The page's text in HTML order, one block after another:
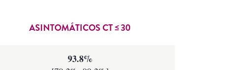
ASINTOMÁTICOS CT ≤ 30
93.8%